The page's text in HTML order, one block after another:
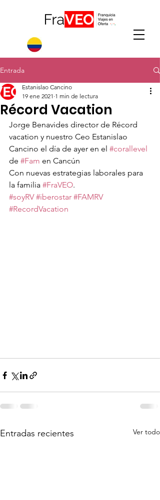
Entrada
Récord Vacation
Estanislao Cancino
19 ene 2021 1 min de lectura
Jorge Benavides director de Récord
vacation y nuestro Ceo Estanislao
Cancino el día de ayer en el #corallevel
de #Fam en Cancún
Con nuevas estrategias laborales para
la familia #FraVEO.
#soyRV #iberostar #FAMRV
#RecordVacation
Entradas recientes Ver todo